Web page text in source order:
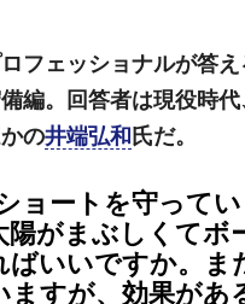
フェッショナルが答
編。回答者は現役時
の井端弘和 氏だ。
ョートを守って
がまぶしくてボ
ばいいですか。ま
ますが、効果があ